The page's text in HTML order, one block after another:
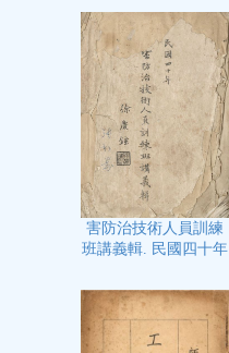
害防治技術人員訓練
班講義輯. 民國四十年